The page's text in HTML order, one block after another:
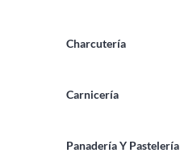
Charcutería
Carnicería
Panadería Y Pastelería